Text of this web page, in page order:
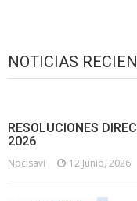
NOTICIAS
RESOLUCIONES
2026
Nocisavi 12 Junio, 2026